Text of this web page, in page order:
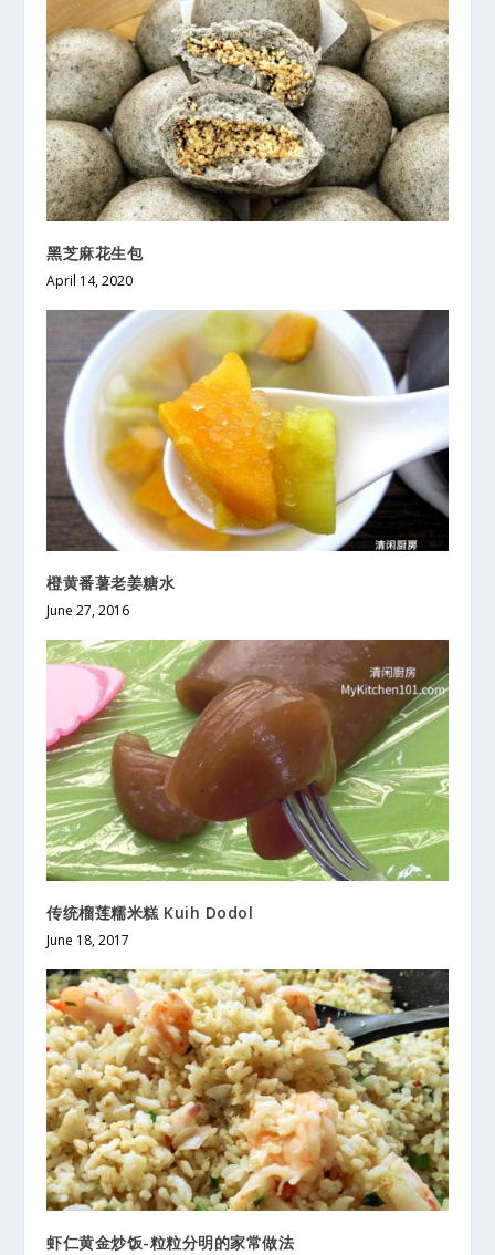
黑芝麻花生包
April 14, 2020
橙黄番薯老姜糖水
June 27, 2016
传统榴莲糯米糕 Kuih Dodol
June 18, 2017
虾仁黄金炒饭-粒粒分明的家常做法